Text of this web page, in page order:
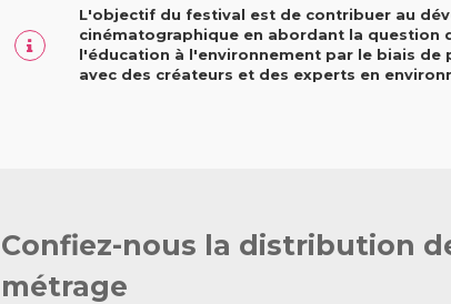
L'objectif du festival est de contribuer au
cinématographique en abordant la question
l'éducation à l'environnement par le biais
avec des créateurs et des experts en
Confiez-nous la distribution
métrage